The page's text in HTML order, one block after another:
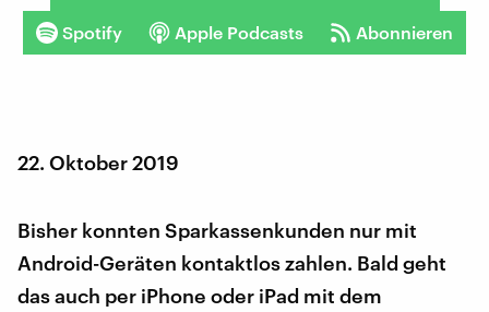
Spotify Apple Podcasts Abonnieren
22. Oktober 2019
Bisher konnten Sparkassenkunden nur mit
Android-Geräten kontaktlos zahlen. Bald geht
das auch per iPhone oder iPad mit dem